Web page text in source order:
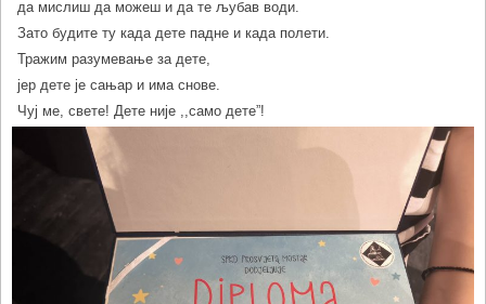
да мислиш да можеш и да те љубав води.
Зато будите ту када дете падне и када полети.
Тражим разумевање за дете,
јер дете је сањар и има снове.
Чуј ме, свете! Дете није ,,само дете”!